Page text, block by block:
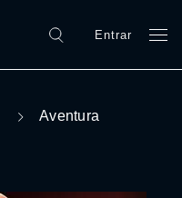
Entrar
Aventura